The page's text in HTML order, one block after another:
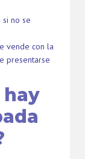
no se
vende con la
presentarse
hay